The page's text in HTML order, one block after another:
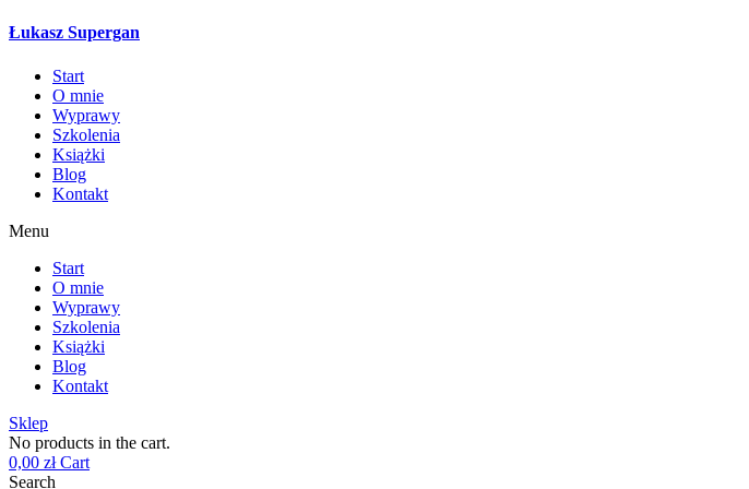
Łukasz Supergan
Start
O mnie
Wyprawy
Szkolenia
Książki
Blog
Kontakt
Menu
Start
O mnie
Wyprawy
Szkolenia
Książki
Blog
Kontakt
Sklep
No products in the cart.
0,00 zł Cart
Search